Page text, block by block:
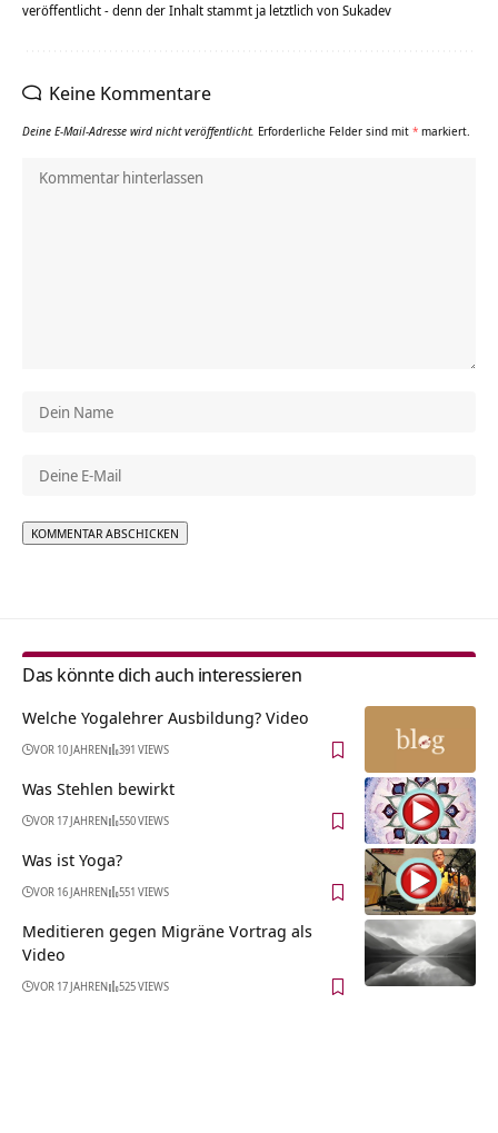
veröffentlicht - denn der Inhalt stammt ja letztlich von Sukadev
Keine Kommentare
Deine E-Mail-Adresse wird nicht veröffentlicht. Erforderliche Felder sind mit * markiert.
Das könnte dich auch interessieren
Welche Yogalehrer Ausbildung? Video
VOR 10 JAHREN 391 VIEWS
Was Stehlen bewirkt
VOR 17 JAHREN 550 VIEWS
Was ist Yoga?
VOR 16 JAHREN 551 VIEWS
Meditieren gegen Migräne Vortrag als
Video
VOR 17 JAHREN 525 VIEWS